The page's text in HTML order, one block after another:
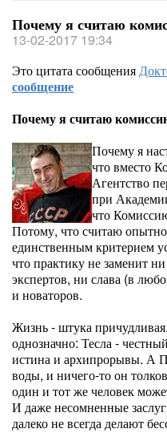
Почему я считаю
13-02-2017 19:34
Это цитата сообщения
сообщение
Почему я считаю
Почему я
что вместо
Агентство
при
что
Потому, что считаю
единственным критерием
что практику не заменит
экспертов, ни слава (в
и новаторов.
Жизнь - штука
однозначно: Тесла -
истина и архипрорывы. А
воды, и ничего-то он
один и тот же человек
И даже несомненные
далеко не всегда делают